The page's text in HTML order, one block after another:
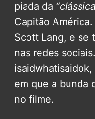
piada da
Capitão
Scott Lang, e se
nas redes
em que a bunda
no filme.